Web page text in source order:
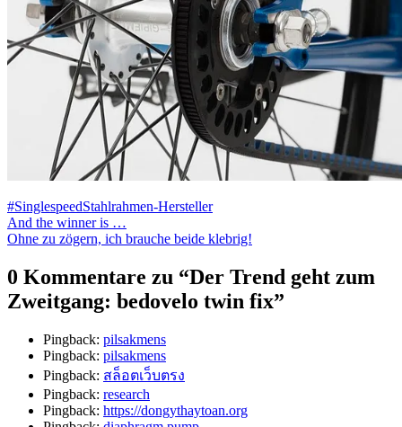
#SinglespeedStahlrahmen-Hersteller
Beitragsnavigation
And the winner is …
Ohne zu zögern, ich brauche beide klebrig!
0 Kommentare zu “Der Trend geht zum
Zweitgang: bedovelo twin fix”
Pingback: pilsakmens
Pingback: pilsakmens
Pingback: สล็อตเว็บตรง
Pingback: research
Pingback: https://dongythaytoan.org